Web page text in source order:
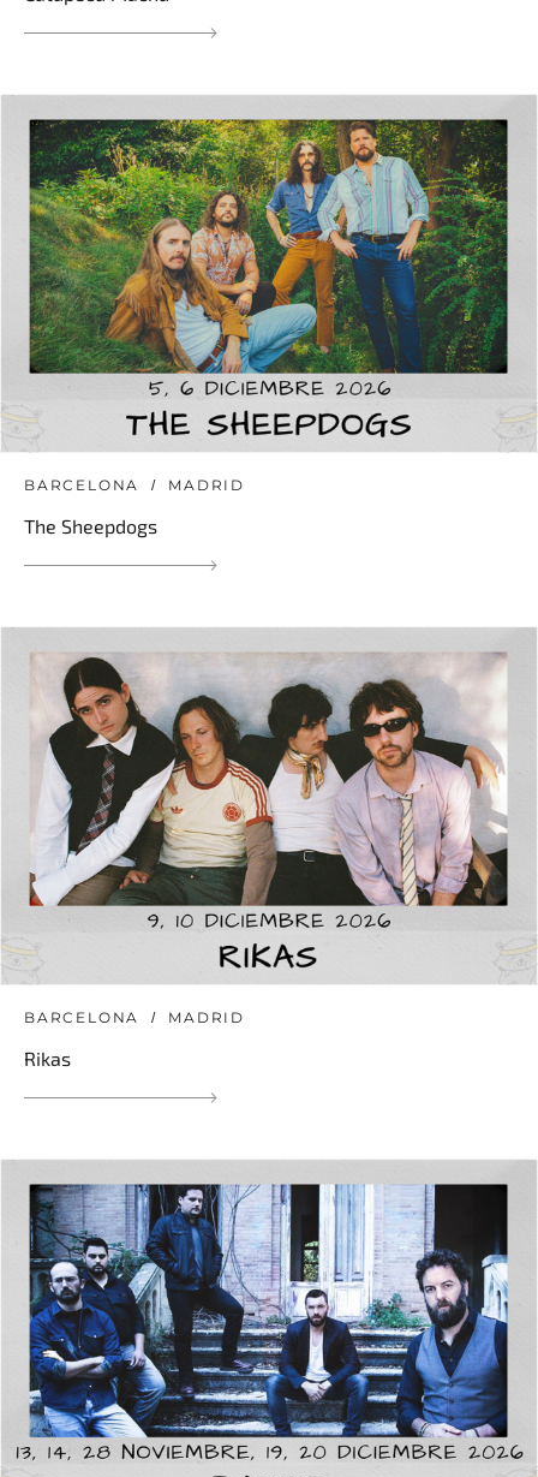
BARCELONA MADRID
The Sheepdogs
BARCELONA MADRID
Rikas